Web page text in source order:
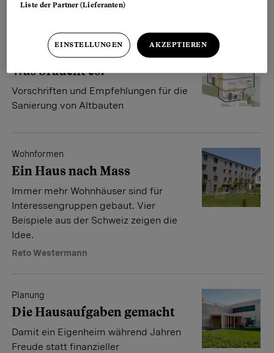
Minergie-Haus
Was braucht es?
Vorschriften und Empfehlungen für die
Sanierung von Altbauten
Wohnformen
Ein Haus nach Mass
Immer mehr Wohnhäuser sind für
Interessengruppen gebaut. Vier
Beispiele aus der Schweiz zeigen die
Idee.
Reto Westermann
Planung
Die Hausaufgaben gemacht
Damit ein Eigenheim während Jahren
Freude statt finanzieller
Liste der Partner (Lieferanten)
EINSTELLUNGEN AKZEPTIEREN